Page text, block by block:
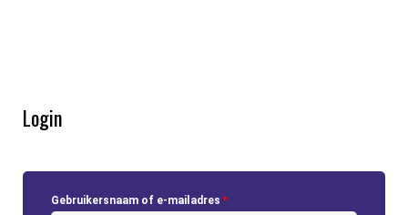
Login
Gebruikersnaam of e-mailadres *